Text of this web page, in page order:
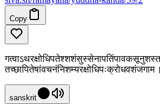
Copy
sanskrit